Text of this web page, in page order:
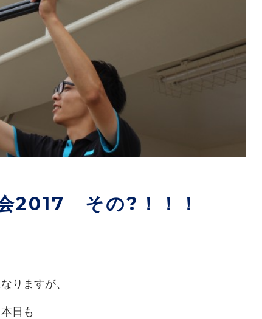
2017 その?！！！
りますが、
本日も